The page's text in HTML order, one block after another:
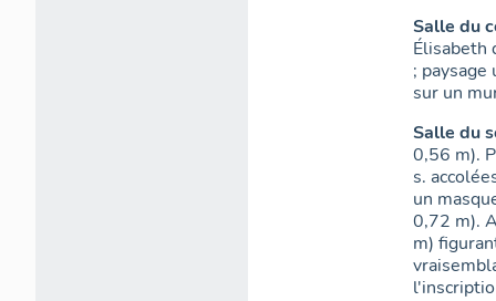
Salle du
Élisabeth
;
sur un
Salle du
0,56 m).
s.
un
0,72 m).
m)